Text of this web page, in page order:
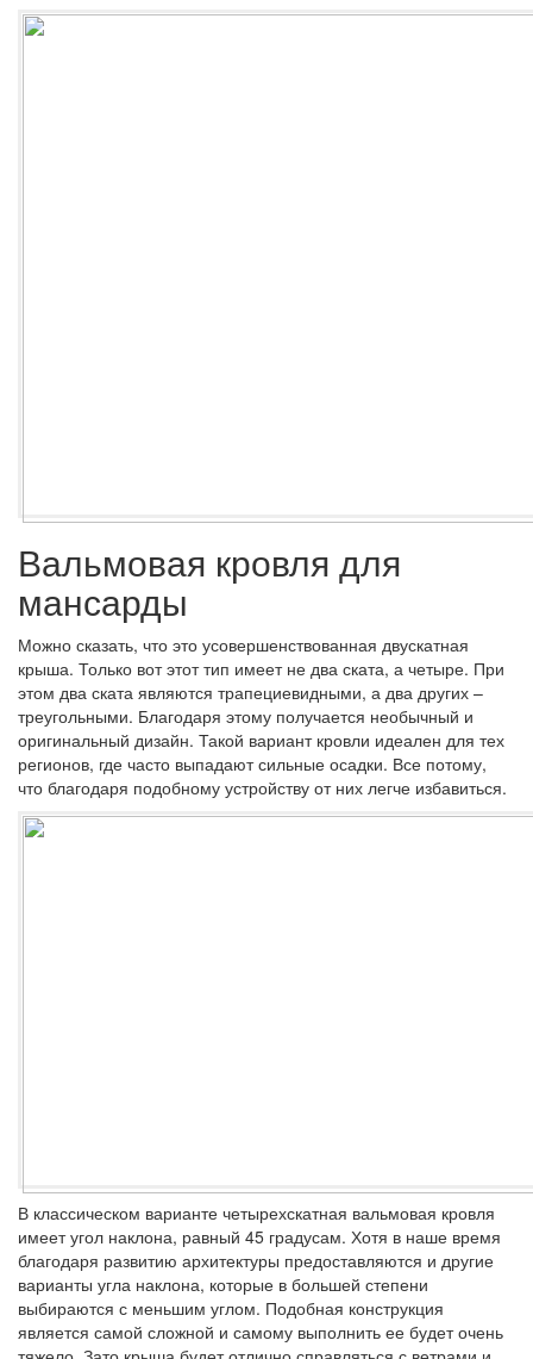
Вальмовая кровля для
мансарды
Можно сказать, что это усовершенствованная двускатная
крыша. Только вот этот тип имеет не два ската, а четыре. При
этом два ската являются трапециевидными, а два других –
треугольными. Благодаря этому получается необычный и
оригинальный дизайн. Такой вариант кровли идеален для тех
регионов, где часто выпадают сильные осадки. Все потому,
что благодаря подобному устройству от них легче избавиться.
В классическом варианте четырехскатная вальмовая кровля
имеет угол наклона, равный 45 градусам. Хотя в наше время
благодаря развитию архитектуры предоставляются и другие
варианты угла наклона, которые в большей степени
выбираются с меньшим углом. Подобная конструкция
является самой сложной и самому выполнить ее будет очень